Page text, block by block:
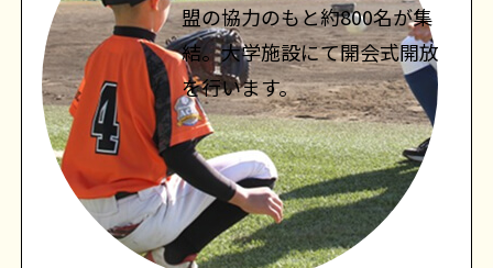
盟の協力のもと約800名が集
結。大学施設にて開会式開放
を行います。